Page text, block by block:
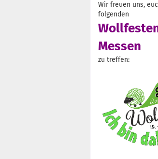
Wir freuen uns,
folgenden
Messen
zu treffen: